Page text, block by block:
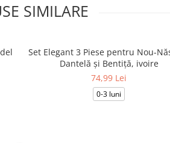
SIMILARE
Set Elegant 3 Piese pentru Nou-
Dantelă și Bentiță, ivoire
74,99 Lei
0-3 luni